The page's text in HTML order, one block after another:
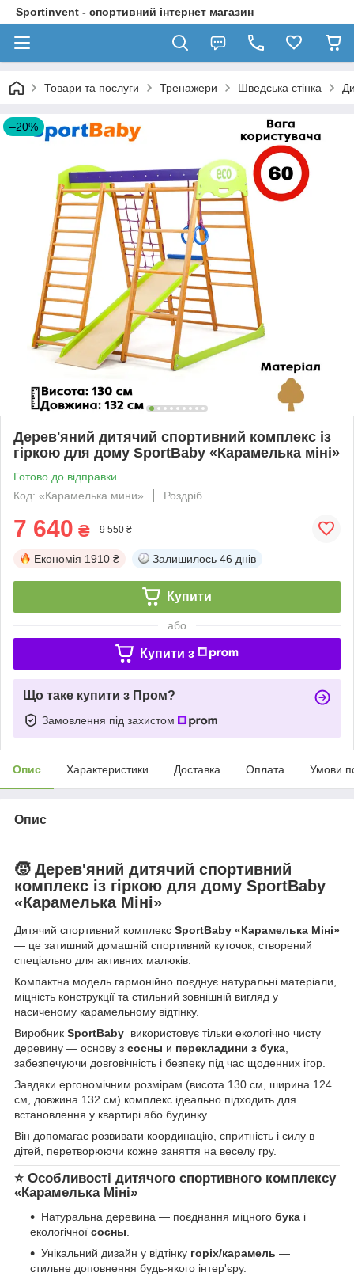
Sportinvent - спортивний інтернет магазин
Товари та послуги Тренажери Шведська стінка
–20%
Дерев'яний дитячий спортивний комплекс із
гіркою для дому SportBaby «Карамелька міні»
Готово до відправки
Код: «Карамелька мини»
Роздріб
7 640 ₴ 9 550 ₴
Економія 1910 ₴ Залишилось 46 днів
Купити
або
Купити з
Що таке купити з Пром?
Замовлення під захистом
Опис Характеристики Доставка Оплата Умови
Опис
🧒 Дерев'яний дитячий спортивний
комплекс із гіркою для дому SportBaby
«Карамелька Міні»
Дитячий спортивний комплекс SportBaby «Карамелька Міні»
— це затишний домашній спортивний куточок, створений
спеціально для активних малюків.
Компактна модель гармонійно поєднує натуральні матеріали,
міцність конструкції та стильний зовнішній вигляд у
насиченому карамельному відтінку.
Виробник SportBaby використовує тільки екологічно чисту
деревину — основу з сосны и перекладини з бука,
забезпечуючи довговічність і безпеку під час щоденних ігор.
Завдяки ергономічним розмірам (висота 130 см, ширина 124
см, довжина 132 см) комплекс ідеально підходить для
встановлення у квартирі або будинку.
Він допомагає розвивати координацію, спритність і силу в
дітей, перетворюючи кожне заняття на веселу гру.
⭐ Особливості дитячого спортивного комплексу
«Карамелька Міні»
Натуральна деревина — поєднання міцного бука і
екологічної сосны.
Унікальний дизайн у відтінку горіх/карамель —
стильне доповнення будь-якого інтер'єру.